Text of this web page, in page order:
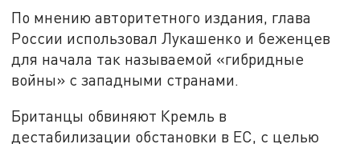
По мнению авторитетного издания, глава
России использовал Лукашенко и беженцев
для начала так называемой «гибридные
войны» с западными странами.
Британцы обвиняют Кремль в
дестабилизации обстановки в ЕС, с целью